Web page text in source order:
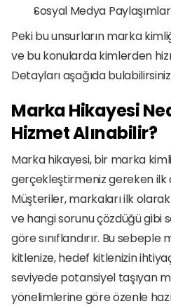
Sosyal Medya
Peki bu unsurların marka
ve bu konularda kimlerden
Detayları aşağıda
Marka Hikayesi
Hizmet Alınabilir?
Marka hikayesi, bir marka
gerçekleştirmeniz gereken ilk
Müşteriler, markaları ilk
ve hangi sorunu çözdüğü gibi
göre sınıflandırır. Bu
kitlenize, hedef kitlenizin
seviyede potansiyel taşıyan
yönelimlerine göre özenle